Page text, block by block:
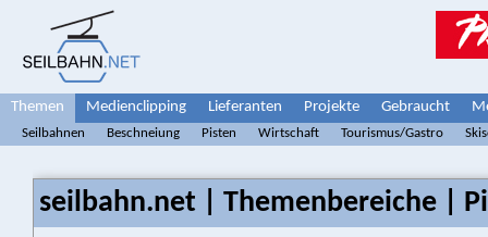
Themen Medienclipping Lieferanten Projekte Gebraucht
Seilbahnen Beschneiung Pisten Wirtschaft Tourismus/Gastro
seilbahn.net | Themenbereiche |